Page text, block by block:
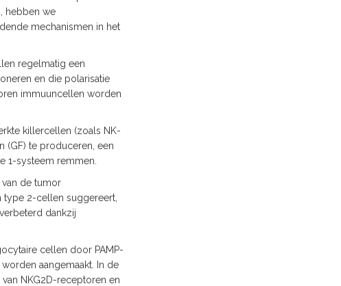
hebben we
mechanismen in het
regelmatig een
en die polarisatie
immuuncellen worden
killercellen (zoals NK-
(GF) te produceren, een
1-systeem remmen.
de tumor
2-cellen suggereert,
dankzij
cellen door PAMP-
aangemaakt. In de
NKG2D-receptoren en